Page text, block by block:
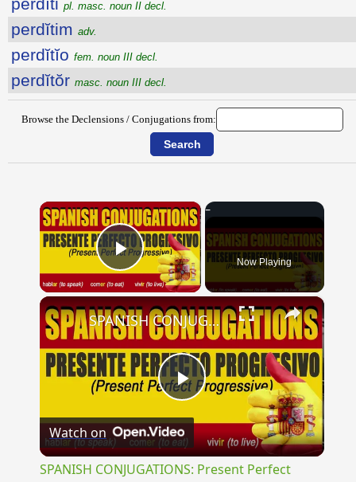
pl. masc. noun II decl.
perdĭtim adv.
perdĭtĭo fem. noun III decl.
perdĭtŏr masc. noun III decl.
Browse the Declensions / Conjugations from:
×
Play Video Now Playing
×
Play
Video
SPANISH CONJUGATIONS: Present Perfect Progressive (Presente Perfecto Progresivo)
Watch on
SPANISH CONJUGATIONS: Present Perfect